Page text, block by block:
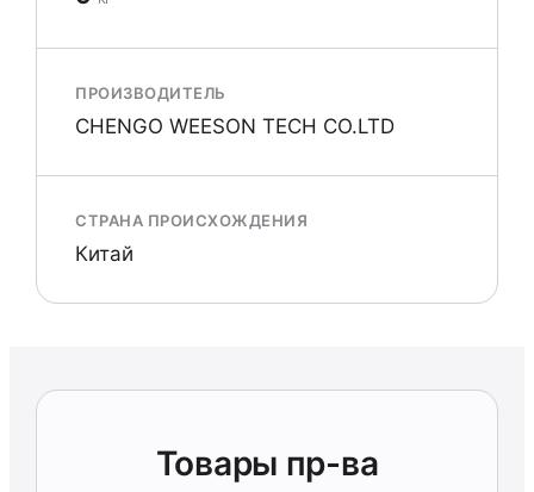
ПРОИЗВОДИТЕЛЬ
CHENGO WEESON TECH CO.LTD
СТРАНА ПРОИСХОЖДЕНИЯ
Китай
Товары пр-ва